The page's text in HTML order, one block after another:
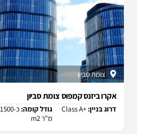
צומת סביון
אקרו ביזנס קמפוס צומת סביון
דרוג בניין: Class A+ גודל קומה:
כ-1500
מ"ר m2